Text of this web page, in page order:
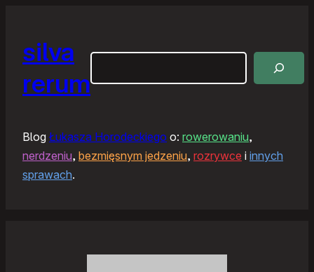
silva
rerum
Blog Łukasza Horodeckiego o: rowerowaniu,
nerdzeniu, bezmięsnym jedzeniu, rozrywce i innych
sprawach.